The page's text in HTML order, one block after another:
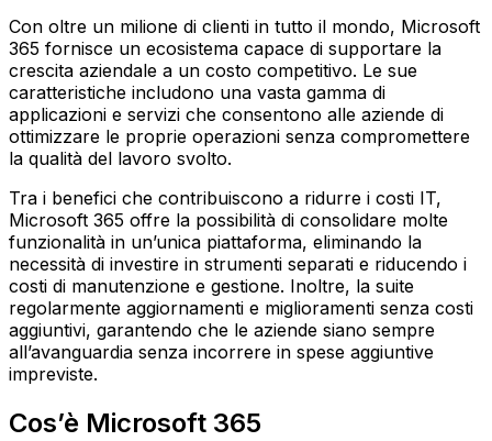
Con oltre un milione di clienti in tutto il mondo, Microsoft
365 fornisce un ecosistema capace di supportare la
crescita aziendale a un costo competitivo. Le sue
caratteristiche includono una vasta gamma di
applicazioni e servizi che consentono alle aziende di
ottimizzare le proprie operazioni senza compromettere
la qualità del lavoro svolto.
Tra i benefici che contribuiscono a ridurre i costi IT,
Microsoft 365 offre la possibilità di consolidare molte
funzionalità in un’unica piattaforma, eliminando la
necessità di investire in strumenti separati e riducendo i
costi di manutenzione e gestione. Inoltre, la suite
regolarmente aggiornamenti e miglioramenti senza costi
aggiuntivi, garantendo che le aziende siano sempre
all’avanguardia senza incorrere in spese aggiuntive
impreviste.
Cos’è Microsoft 365